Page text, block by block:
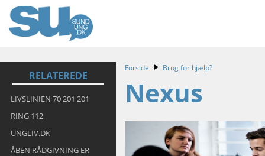
RELATEREDE
LIVSLINIEN 70 201 201
RING 112
UNGLIV.DK
ÅBEN RÅDGIVNING ER
Forside Brug for hjælp?
Nexus